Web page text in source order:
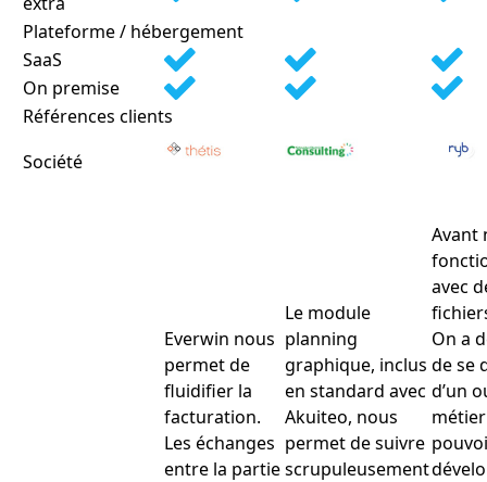
Plateforme / hébergement
SaaS
On premise
Références clients
Société
Everwin nous
permet de
fluidifier la
facturation.
Les échanges
entre la partie
Le module
planning
graphique, inclus
en standard avec
Akuiteo, nous
permet de suivre
scrupuleusement
Avant
avec
On a
de se
d’un